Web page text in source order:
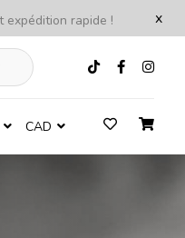
x
expédition rapide !
CAD